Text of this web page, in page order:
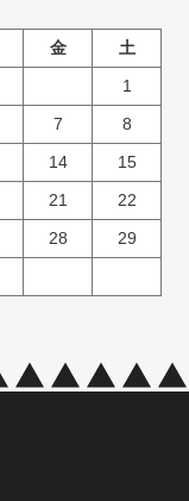
金
土
1
7
8
14
15
21
22
28
29